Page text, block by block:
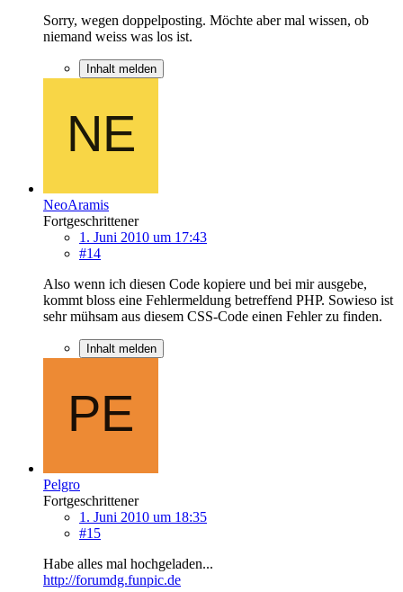
Sorry, wegen doppelposting. Möchte aber mal wissen, ob
niemand weiss was los ist.
Inhalt melden
NeoAramis
Fortgeschrittener
1. Juni 2010 um 17:43
#14
Also wenn ich diesen Code kopiere und bei mir ausgebe,
kommt bloss eine Fehlermeldung betreffend PHP. Sowieso ist
sehr mühsam aus diesem CSS-Code einen Fehler zu finden.
Inhalt melden
Pelgro
Fortgeschrittener
1. Juni 2010 um 18:35
#15
Habe alles mal hochgeladen...
http://forumdg.funpic.de